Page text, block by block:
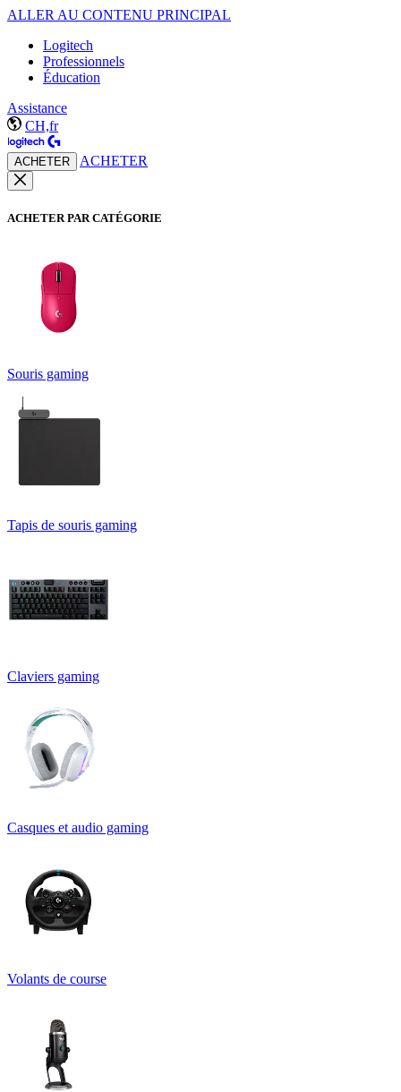
ALLER AU CONTENU PRINCIPAL
Logitech
Professionnels
Éducation
Assistance
CH,fr
ACHETER ACHETER
ACHETER PAR CATÉGORIE
Souris gaming
Tapis de souris gaming
Claviers gaming
Casques et audio gaming
Volants de course